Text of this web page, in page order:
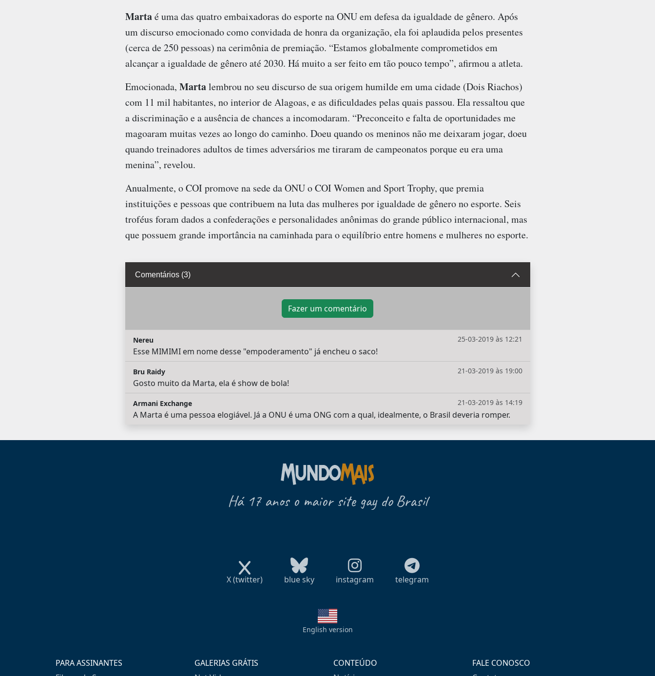
Martaé uma das quatro embaixadoras do esporte na ONU em defesa da igualdade de gênero. Após
um discurso emocionado como convidada de honra da organização, ela foi aplaudida pelos presentes
(cerca de 250 pessoas) na cerimônia de premiação. “Estamos globalmente comprometidos em
alcançar a igualdade de gênero até 2030. Há muito a ser feito em tão pouco tempo”, afirmou a atleta.
Emocionada, Martalembrou no seu discurso de sua origem humilde em uma cidade (Dois Riachos)
com 11 mil habitantes, no interior de Alagoas, e as dificuldades pelas quais passou. Ela ressaltou que
a discriminação e a ausência de chances a incomodaram. “Preconceito e falta de oportunidades me
magoaram muitas vezes ao longo do caminho. Doeu quando os meninos não me deixaram jogar, doeu
quando treinadores adultos de times adversários me tiraram de campeonatos porque eu era uma
menina”, revelou.
Anualmente, o COI promove na sede da ONU o COI Women and Sport Trophy, que premia
instituições e pessoas que contribuem na luta das mulheres por igualdade de gênero no esporte. Seis
troféus foram dados a confederações e personalidades anônimas do grande público internacional, mas
que possuem grande importância na caminhada para o equilíbrio entre homens e mulheres no esporte.
Comentários (3)
Fazer um comentário
25-03-2019 às 12:21
Nereu
Esse MIMIMI em nome desse "empoderamento" já encheu o saco!
21-03-2019 às 19:00
Bru Raidy
Gosto muito da Marta, ela é show de bola!
21-03-2019 às 14:19
Armani Exchange
A Marta é uma pessoa elogiável. Já a ONU é uma ONG com a qual, idealmente, o Brasil deveria romper.
Há 17 anos o maior site gay do Brasil
X (twitter) blue sky instagram telegram
English version
PARA ASSINANTES
GALERIAS GRÁTIS
CONTEÚDO
FALE CONOSCO